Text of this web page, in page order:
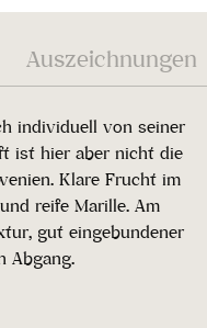
Auszeichnungen
individuell von seiner
ist hier aber nicht die
Klare Frucht im
reife Marille. Am
gut eingebundener
Abgang.